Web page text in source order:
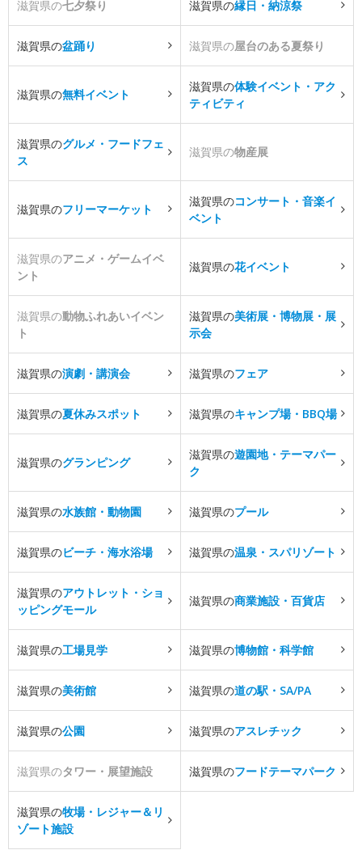
滋賀県の七夕祭り 滋賀県の縁日・納涼祭
滋賀県の盆踊り 滋賀県の屋台のある夏祭り
滋賀県の無料イベント
滋賀県の体験イベント・アク
ティビティ
滋賀県のグルメ・フードフェ
ス
滋賀県の物産展
滋賀県のフリーマーケット
滋賀県のコンサート・音楽イ
ベント
滋賀県のアニメ・ゲームイベ
ント
滋賀県の花イベント
滋賀県の動物ふれあいイベン
ト
滋賀県の美術展・博物展・展
示会
滋賀県の演劇・講演会 滋賀県のフェア
滋賀県の夏休みスポット 滋賀県のキャンプ場・BBQ場
滋賀県のグランピング
滋賀県の遊園地・テーマパー
ク
滋賀県の水族館・動物園 滋賀県のプール
滋賀県のビーチ・海水浴場 滋賀県の温泉・スパリゾート
滋賀県のアウトレット・ショ
ッピングモール
滋賀県の商業施設・百貨店
滋賀県の工場見学 滋賀県の博物館・科学館
滋賀県の美術館 滋賀県の道の駅・SA/PA
滋賀県の公園 滋賀県のアスレチック
滋賀県のタワー・展望施設 滋賀県のフードテーマパーク
滋賀県の牧場・レジャー＆リ
ゾート施設